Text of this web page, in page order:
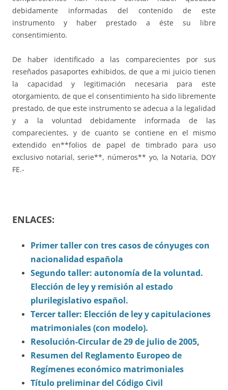
debidamente informadas del contenido de este
instrumento y haber prestado a éste su libre
consentimiento.
De haber identificado a las comparecientes por sus
reseñados pasaportes exhibidos, de que a mi juicio tienen
la capacidad y legitimación necesaria para este
otorgamiento, de que el consentimiento ha sido libremente
prestado, de que este instrumento se adecua a la legalidad
y a la voluntad debidamente informada de las
comparecientes, y de cuanto se contiene en el mismo
extendido en**folios de papel de timbrado para uso
exclusivo notarial, serie**, números** yo, la Notaria, DOY
FE.-
ENLACES:
Primer taller con tres casos de cónyuges con
nacionalidad española
Segundo taller: autonomía de la voluntad.
Elección de ley y remisión al estado
plurilegislativo español.
Tercer taller: Elección de ley y capitulaciones
matrimoniales (con modelo).
Resolución-Circular de 29 de julio de 2005,
Resumen del Reglamento Europeo de
Regímenes económico matrimoniales
Título preliminar del Código Civil